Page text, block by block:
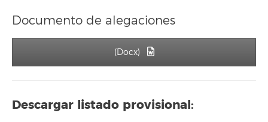
Documento de alegaciones
(Docx)
Descargar listado provisional: